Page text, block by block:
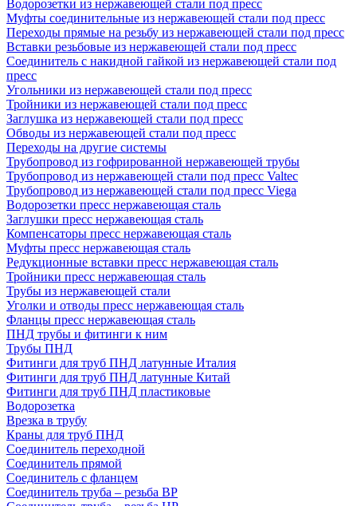
Водорозетки из нержавеющей стали под пресс
Муфты соединительные из нержавеющей стали под пресс
Переходы прямые на резьбу из нержавеющей стали под пресс
Вставки резьбовые из нержавеющей стали под пресс
Соединитель с накидной гайкой из нержавеющей стали под
пресс
Угольники из нержавеющей стали под пресс
Тройники из нержавеющей стали под пресс
Заглушка из нержавеющей стали под пресс
Обводы из нержавеющей стали под пресс
Переходы на другие системы
Трубопровод из гофрированной нержавеющей трубы
Трубопровод из нержавеющей стали под пресс Valtec
Трубопровод из нержавеющей стали под пресс Viega
Водорозетки пресс нержавеющая сталь
Заглушки пресс нержавеющая сталь
Компенсаторы пресс нержавеющая сталь
Муфты пресс нержавеющая сталь
Редукционные вставки пресс нержавеющая сталь
Тройники пресс нержавеющая сталь
Трубы из нержавеющей стали
Уголки и отводы пресс нержавеющая сталь
Фланцы пресс нержавеющая сталь
ПНД трубы и фитинги к ним
Трубы ПНД
Фитинги для труб ПНД латунные Италия
Фитинги для труб ПНД латунные Китай
Фитинги для труб ПНД пластиковые
Водорозетка
Врезка в трубу
Краны для труб ПНД
Соединитель переходной
Соединитель прямой
Соединитель с фланцем
Соединитель труба – резьба ВР